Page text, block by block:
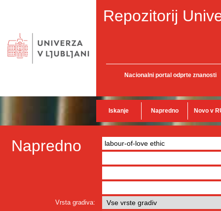
Repozitorij
Nacionalni portal odprte znanosti
Iskanje Napredno Novo v
Napredno
Vrsta gradiva: